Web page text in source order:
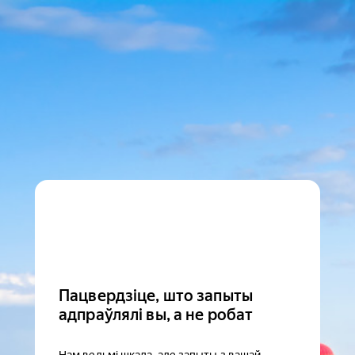
Пацвердзіце, што запыты
адпраўлялі вы, а не робат